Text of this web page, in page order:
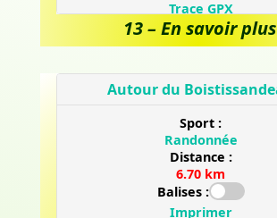
13 – En savoir plus